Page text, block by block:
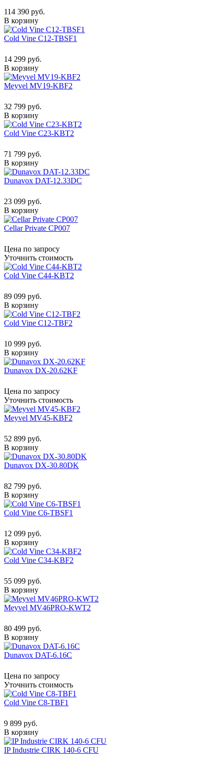
114 390 руб.
В корзину
Cold Vine C12-TBSF1
14 299 руб.
В корзину
Meyvel MV19-KBF2
32 799 руб.
В корзину
Cold Vine C23-KBT2
71 799 руб.
В корзину
Dunavox DAT-12.33DC
23 099 руб.
В корзину
Cellar Private CP007
Цена по запросу
Уточнить стоимость
Cold Vine C44-KBT2
89 099 руб.
В корзину
Cold Vine C12-TBF2
10 999 руб.
В корзину
Dunavox DX-20.62KF
Цена по запросу
Уточнить стоимость
Meyvel MV45-KBF2
52 899 руб.
В корзину
Dunavox DX-30.80DK
82 799 руб.
В корзину
Cold Vine C6-TBSF1
12 099 руб.
В корзину
Cold Vine C34-KBF2
55 099 руб.
В корзину
Meyvel MV46PRO-KWT2
80 499 руб.
В корзину
Dunavox DAT-6.16C
Цена по запросу
Уточнить стоимость
Cold Vine C8-TBF1
9 899 руб.
В корзину
IP Industrie CIRK 140-6 CFU